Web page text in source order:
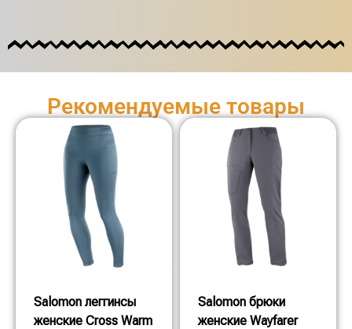
Рекомендуемые товары
Salomon леггинсы
женские Cross Warm
Salomon брюки
женские Wayfarer